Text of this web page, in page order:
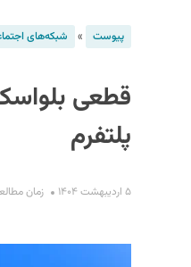
پیوست » شبکه‌های
قطعی
پلتفرم
۵ اردیبهشت ۱۴۰۴ زمان مطالعه : ۳